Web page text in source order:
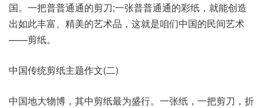
国。一把普普通通的剪刀;一张普普通通的彩纸，就能创造
出如此丰富、精美的艺术品，这就是咱们中国的民间艺术
——剪纸。
中国传统剪纸主题作文(二)
中国地大物博，其中剪纸最为盛行。一张纸，一把剪刀，折